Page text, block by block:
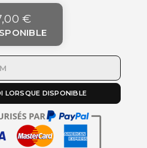
€
LORSQUE DISPONIBLE